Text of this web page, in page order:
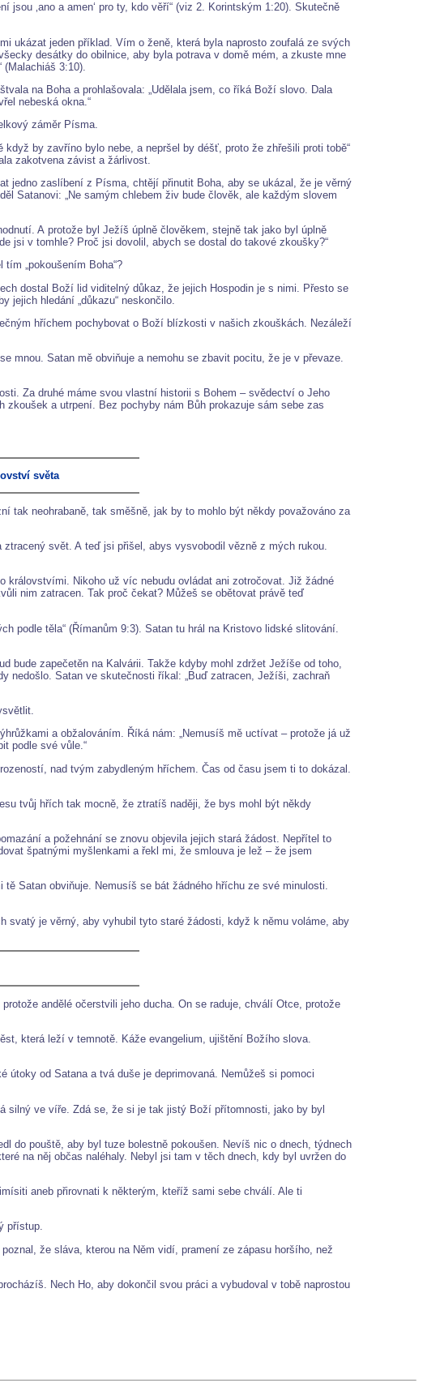
‚ano a amen‘ pro ty, kdo věří“ (viz 2. Korintským 1:20). Skutečně
ukázat jeden příklad. Vím o ženě, která byla naprosto zoufalá ze svých
desátky do obilnice, aby byla potrava v domě mém, a zkuste mne
3:10).
na Boha a prohlašovala: „Udělala jsem, co říká Boží slovo. Dala
nebeská okna.“
záměr Písma.
by zavříno bylo nebe, a nepršel by déšť, proto že zhřešili proti tobě“
zakotvena závist a žárlivost.
jedno zaslíbení z Písma, chtějí přinutit Boha, aby se ukázal, že je věrný
Satanovi: „Ne samým chlebem živ bude člověk, ale každým slovem
A protože byl Ježíš úplně člověkem, stejně tak jako byl úplně
jsi v tomhle? Proč jsi dovolil, abych se dostal do takové zkoušky?“
„pokoušením Boha“?
dostal Boží lid viditelný důkaz, že jejich Hospodin je s nimi. Přesto se
jejich hledání „důkazu“ neskončilo.
hříchem pochybovat o Boží blízkosti v našich zkouškách. Nezáleží
mnou. Satan mě obviňuje a nemohu se zbavit pocitu, že je v převaze.
Za druhé máme svou vlastní historii s Bohem – svědectví o Jeho
a utrpení. Bez pochyby nám Bůh prokazuje sám sebe zas
světa
tak neohrabaně, tak směšně, jak by to mohlo být někdy považováno za
svět. A teď jsi přišel, abys vysvobodil vězně z mých rukou.
Nikoho už víc nebudu ovládat ani zotročovat. Již žádné
nim zatracen. Tak proč čekat? Můžeš se obětovat právě teď
podle těla“ (Římanům 9:3). Satan tu hrál na Kristovo lidské slitování.
zapečetěn na Kalvárii. Takže kdyby mohl zdržet Ježíše od toho,
nedošlo. Satan ve skutečnosti říkal: „Buď zatracen, Ježíši, zachraň
a obžalováním. Říká nám: „Nemusíš mě uctívat – protože já už
podle své vůle.“
nad tvým zabydleným hříchem. Čas od času jsem ti to dokázal.
tvůj hřích tak mocně, že ztratíš naději, že bys mohl být někdy
a požehnání se znovu objevila jejich stará žádost. Nepřítel to
špatnými myšlenkami a řekl mi, že smlouva je lež – že jsem
Satan obviňuje. Nemusíš se bát žádného hříchu ze své minulosti.
svatý je věrný, aby vyhubil tyto staré žádosti, když k němu voláme, aby
andělé očerstvili jeho ducha. On se raduje, chválí Otce, protože
která leží v temnotě. Káže evangelium, ujištění Božího slova.
od Satana a tvá duše je deprimovaná. Nemůžeš si pomoci
silný ve víře. Zdá se, že si je tak jistý Boží přítomnosti, jako by byl
do pouště, aby byl tuze bolestně pokoušen. Nevíš nic o dnech, týdnech
na něj občas naléhaly. Nebyl jsi tam v těch dnech, kdy byl uvržen do
aneb přirovnati k některým, kteříž sami sebe chválí. Ale ti
přístup.
že sláva, kterou na Něm vidí, pramení ze zápasu horšího, než
Nech Ho, aby dokončil svou práci a vybudoval v tobě naprostou